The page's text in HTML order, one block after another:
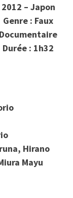
2012 – Japon
Genre : Faux
Documentaire
Durée : 1h32
Hirano
Mayu